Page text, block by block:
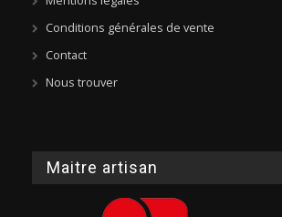
Conditions générales de vente
Contact
Nous trouver
Maitre artisan